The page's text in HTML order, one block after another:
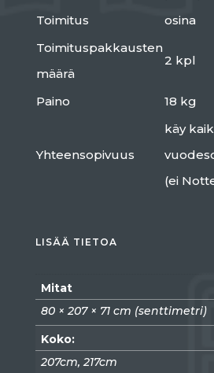
Toimitus
osina
Toimituspakkausten
määrä
2 kpl
Paino 18 kg
Yhteensopivuus
käy
(ei
LISÄÄ TIETOA
Mitat
80 × 207 × 71 cm (senttimetri)
Koko:
207cm, 217cm